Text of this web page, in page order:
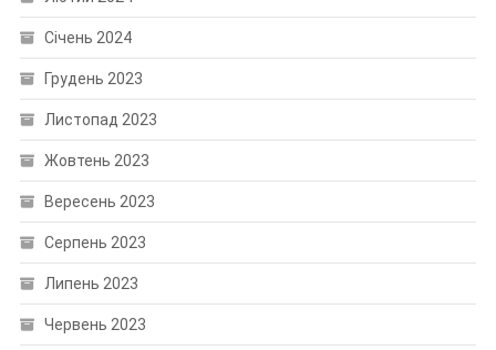
Січень 2024
Грудень 2023
Листопад 2023
Жовтень 2023
Вересень 2023
Серпень 2023
Липень 2023
Червень 2023